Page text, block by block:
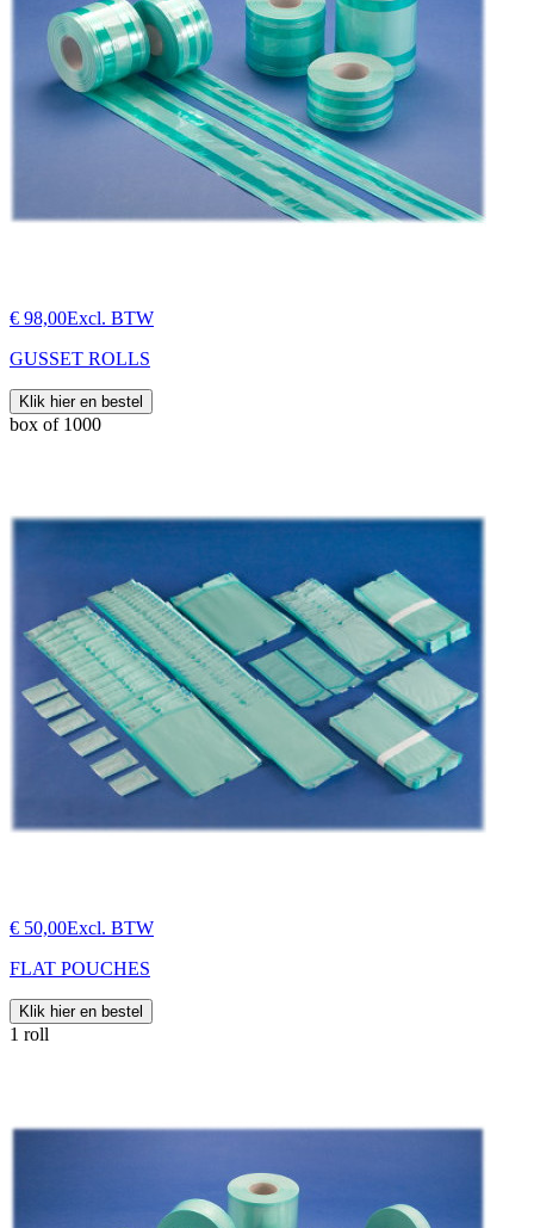
€ 98,00Excl. BTW
GUSSET ROLLS
Klik hier en bestel
box of 1000
€ 50,00Excl. BTW
FLAT POUCHES
Klik hier en bestel
1 roll